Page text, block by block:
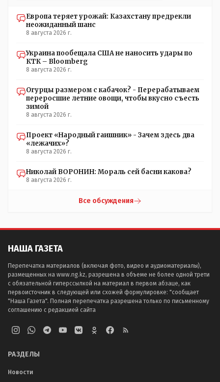
Европа теряет урожай: Казахстану предрекли
неожиданный шанс
8 августа 2026 г.
Украина пообещала США не наносить удары по
КТК – Bloomberg
8 августа 2026 г.
Огурцы размером с кабачок? - Перерабатываем
переросшие летние овощи, чтобы вкусно съесть
зимой
8 августа 2026 г.
Проект «Народный гаишник» - Зачем здесь два
«лежачих»?
8 августа 2026 г.
Николай ВОРОНИН: Мораль сей басни какова?
8 августа 2026 г.
Все обсуждения
НАША ГАЗЕТА
Перепечатка материалов (включая фото, видео и аудиоматериалы),
размещенных на www.ng.kz, разрешена в объеме не более одной трети
с обязательной гиперссылкой на материал в первом абзаце, как
первоисточник в следующей или схожей формулировке: "сообщает
"Наша Газета". Полная перепечатка разрешена только по письменному
соглашению с редакцией сайта
РАЗДЕЛЫ
Новости